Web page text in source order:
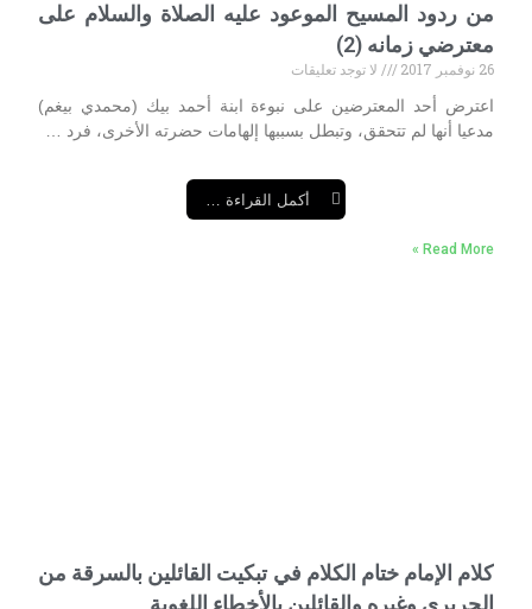
من ردود المسيح الموعود عليه الصلاة والسلام على
معترضي زمانه (2)
26 نوفمبر 2017
لا توجد تعليقات
اعترض أحد المعترضين على نبوءة ابنة أحمد بيك (محمدي بيغم)
مدعيا أنها لم تتحقق، وتبطل بسببها إلهامات حضرته الأخرى، فرد …
أكمل القراءة …
Read More »
كلام الإمام ختام الكلام في تبكيت القائلين بالسرقة من
الحريري وغيره والقائلين بالأخطاء اللغوية